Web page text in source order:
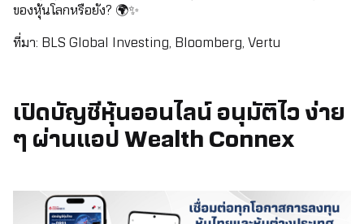
ของหุ้นโลกหรือยัง? 🌍✨
ที่มา: BLS Global Investing, Bloomberg, Vertu
เปิดบัญชีหุ้นออนไลน์ อนุมัติไว ง่าย
ๆ ผ่านแอป Wealth Connex